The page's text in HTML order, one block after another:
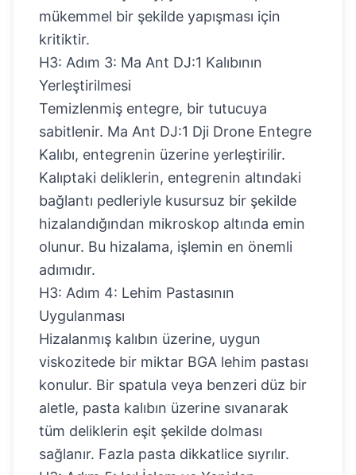
mükemmel bir şekilde yapışması için
kritiktir.
H3: Adım 3: Ma Ant DJ:1 Kalıbının
Yerleştirilmesi
Temizlenmiş entegre, bir tutucuya
sabitlenir. Ma Ant DJ:1 Dji Drone Entegre
Kalıbı, entegrenin üzerine yerleştirilir.
Kalıptaki deliklerin, entegrenin altındaki
bağlantı pedleriyle kusursuz bir şekilde
hizalandığından mikroskop altında emin
olunur. Bu hizalama, işlemin en önemli
adımıdır.
H3: Adım 4: Lehim Pastasının
Uygulanması
Hizalanmış kalıbın üzerine, uygun
viskozitede bir miktar BGA lehim pastası
konulur. Bir spatula veya benzeri düz bir
aletle, pasta kalıbın üzerine sıvanarak
tüm deliklerin eşit şekilde dolması
sağlanır. Fazla pasta dikkatlice sıyrılır.